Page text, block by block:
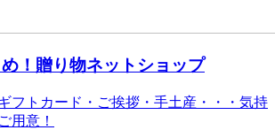
！贈り物ネットショップ
フトカード・ご挨拶・手土産・・・気持
用意！